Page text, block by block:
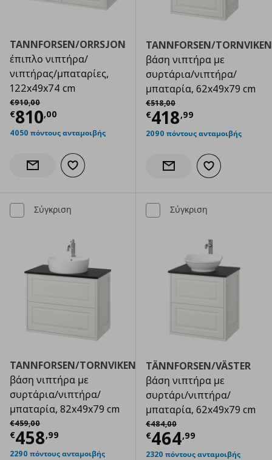
TANNFORSEN/ORRSJON
έπιπλο νιπτήρα/
νιπτήρας/μπαταρίες,
122x49x74 cm
€910,00
Αρχική τιμή
€810,00
Τρέχουσα τιμή € 810,00
4050 πόντους ανταμοιβής
Ενημέρωση διαθεσιμότητας
Προσθήκη στα αγαπημένα
TANNFORSEN/TORNVIKEN
βάση νιπτήρα με
συρτάρια/νιπτήρα/
μπαταρία, 62x49x79 cm
€518,00
Αρχική τιμή
€418,99
Τρέχουσα
2090 πόντους ανταμοιβής
Ενημέρωση διαθεσιμότητας
Προσθήκη στα
Σύγκριση
TANNFORSEN/TORNVIKEN
βάση νιπτήρα με
συρτάρια/νιπτήρα/
μπαταρία, 82x49x79 cm
€459,00
Αρχική τιμή
€458,99
Τρέχουσα τιμή € 458,99
2290 πόντους ανταμοιβής
Σύγκριση
TÄNNFORSEN/VÄSTER
βάση νιπτήρα με
συρτάρι/νιπτήρα/
μπαταρία, 62x49x79 cm
€484,00
Αρχική τιμή
€464,99
Τρέχουσα
2320 πόντους ανταμοιβής